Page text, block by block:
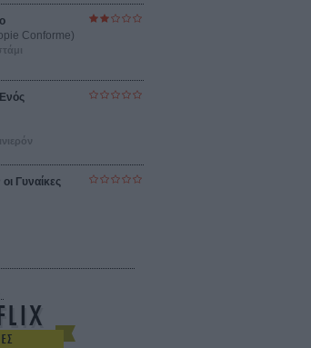
Conforme)
Γυναίκες